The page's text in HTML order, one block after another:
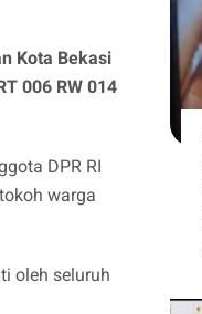
Kota Bekasi
006 RW 014
DPR RI
warga
oleh seluruh